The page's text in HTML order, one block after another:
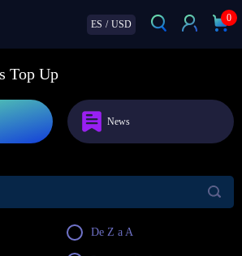
ES / USD
0
Top Up
News
De Z a A